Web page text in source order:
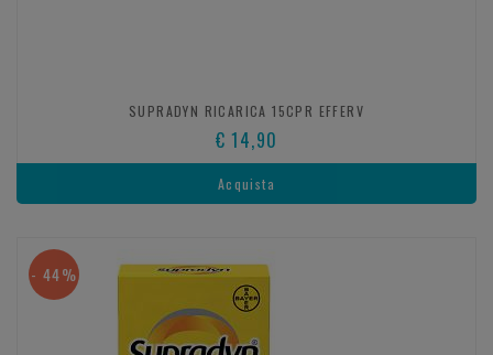
SUPRADYN RICARICA 15CPR EFFERV
€ 14,90
Acquista
- 44%